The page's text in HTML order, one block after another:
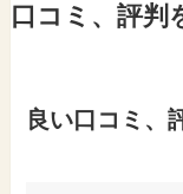
口コミ、評判
良い口コミ、